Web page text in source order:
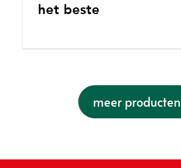
het beste
meer producten